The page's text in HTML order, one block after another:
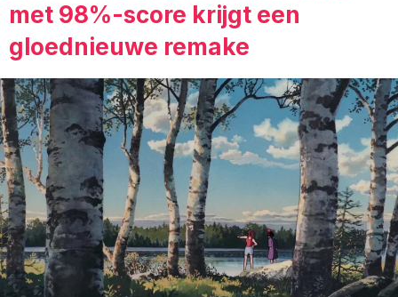
met 98%-score krijgt een
gloednieuwe remake